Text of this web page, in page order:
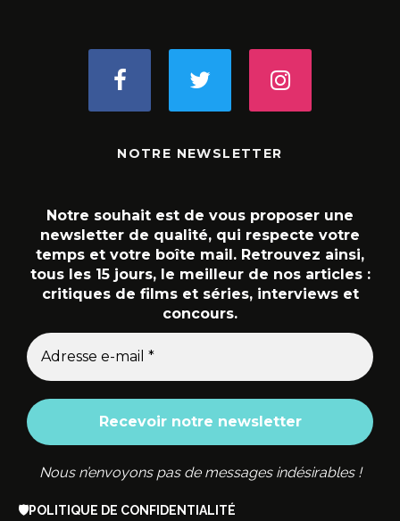
NOTRE NEWSLETTER
Notre souhait est de vous proposer une
newsletter de qualité, qui respecte votre
temps et votre boîte mail. Retrouvez ainsi,
tous les 15 jours, le meilleur de nos articles :
critiques de films et séries, interviews et
concours.
Nous n’envoyons pas de messages indésirables !
🛡️POLITIQUE DE CONFIDENTIALITÉ